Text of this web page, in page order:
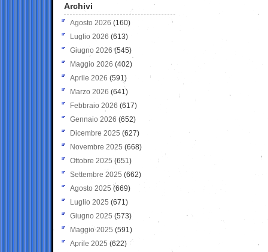
Archivi
Agosto 2026 (160)
Luglio 2026 (613)
Giugno 2026 (545)
Maggio 2026 (402)
Aprile 2026 (591)
Marzo 2026 (641)
Febbraio 2026 (617)
Gennaio 2026 (652)
Dicembre 2025 (627)
Novembre 2025 (668)
Ottobre 2025 (651)
Settembre 2025 (662)
Agosto 2025 (669)
Luglio 2025 (671)
Giugno 2025 (573)
Maggio 2025 (591)
Aprile 2025 (622)